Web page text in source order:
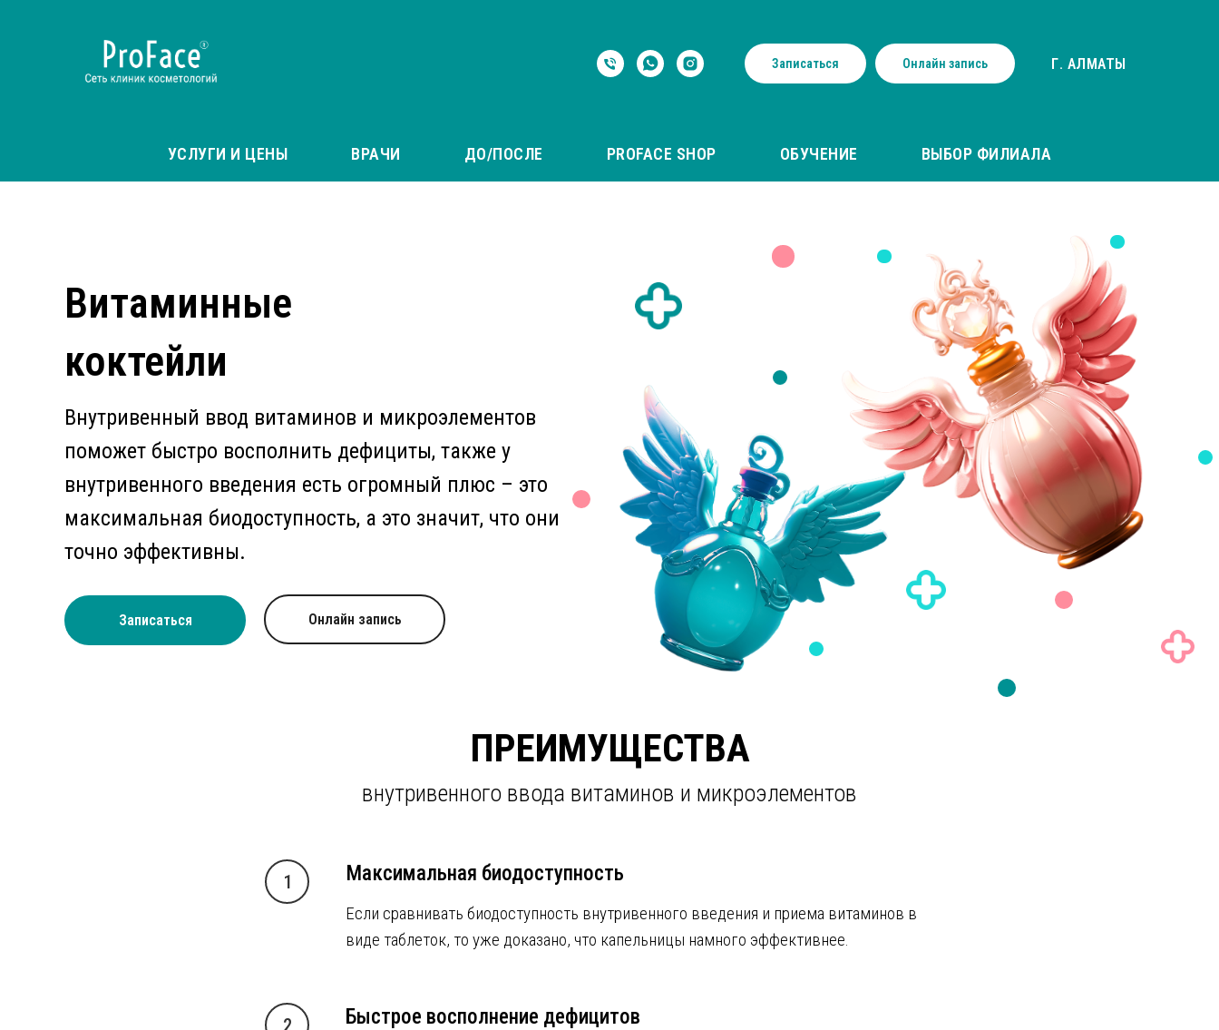
Записаться Онлайн запись Г. АЛМАТЫ
УСЛУГИ И ЦЕНЫ ВРАЧИ ДО/ПОСЛЕ PROFACE SHOP ОБУЧЕНИЕ ВЫБОР ФИЛИАЛА
Внутривенный ввод витаминов и микроэлементов
поможет быстро восполнить дефициты, также у
внутривенного введения есть огромный плюс – это
максимальная биодоступность, а это значит, что они
точно эффективны.
Записаться Онлайн запись
Витаминные
коктейли
ПРЕИМУЩЕСТВА
внутривенного ввода витаминов и микроэлементов
Максимальная биодоступность
Если сравнивать биодоступность внутривенного введения и приема витаминов в
виде таблеток, то уже доказано, что капельницы намного эффективнее.
Быстрое восполнение дефицитов